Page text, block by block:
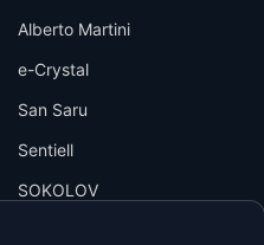
Alberto Martini
e-Crystal
San Saru
Sentiell
SOKOLOV